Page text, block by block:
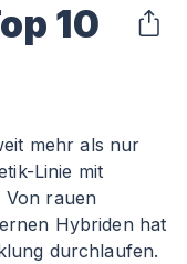
10
mehr als nur
Linie mit
Von rauen
Hybriden hat
durchlaufen.